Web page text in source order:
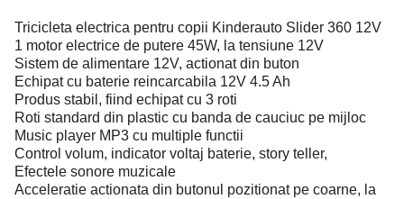
Tricicleta electrica pentru copii Kinderauto Slider 360 12V
1 motor electrice de putere 45W, la tensiune 12V
Sistem de alimentare 12V, actionat din buton
Echipat cu baterie reincarcabila 12V 4.5 Ah
Produs stabil, fiind echipat cu 3 roti
Roti standard din plastic cu banda de cauciuc pe mijloc
Music player MP3 cu multiple functii
Control volum, indicator voltaj baterie, story teller,
Efectele sonore muzicale
Acceleratie actionata din butonul pozitionat pe coarne, la